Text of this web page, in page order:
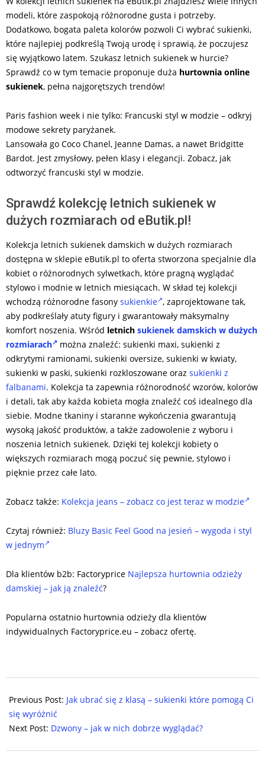
modeli, które zaspokoją różnorodne gusta i potrzeby.
Dodatkowo, bogata paleta kolorów pozwoli Ci wybrać sukienki,
które najlepiej podkreślą Twoją urodę i sprawią, że poczujesz
się wyjątkowo latem. Szukasz letnich sukienek w hurcie?
Sprawdź co w tym temacie proponuje duża hurtownia online
sukienek, pełna najgorętszych trendów!
Paris fashion week i nie tylko: Francuski styl w modzie – odkryj
modowe sekrety paryżanek.
Lansowała go Coco Chanel, Jeanne Damas, a nawet Bridgitte
Bardot. Jest zmysłowy, pełen klasy i elegancji. Zobacz, jak
odtworzyć francuski styl w modzie.
Sprawdź kolekcję letnich sukienek w
dużych rozmiarach od eButik.pl!
Kolekcja letnich sukienek damskich w dużych rozmiarach
dostępna w sklepie eButik.pl to oferta stworzona specjalnie dla
kobiet o różnorodnych sylwetkach, które pragną wyglądać
stylowo i modnie w letnich miesiącach. W skład tej kolekcji
wchodzą różnorodne fasony sukienkie , zaprojektowane tak,
aby podkreślały atuty figury i gwarantowały maksymalny
komfort noszenia. Wśród letnich sukienek damskich w dużych
rozmiarach
można znaleźć: sukienki maxi, sukienki z
odkrytymi ramionami, sukienki oversize, sukienki w kwiaty,
sukienki w paski, sukienki rozkloszowane oraz sukienki z
falbanami. Kolekcja ta zapewnia różnorodność wzorów, kolorów
i detali, tak aby każda kobieta mogła znaleźć coś idealnego dla
siebie. Modne tkaniny i staranne wykończenia gwarantują
wysoką jakość produktów, a także zadowolenie z wyboru i
noszenia letnich sukienek. Dzięki tej kolekcji kobiety o
większych rozmiarach mogą poczuć się pewnie, stylowo i
pięknie przez całe lato.
Zobacz także: Kolekcja jeans – zobacz co jest teraz w modzie
Czytaj również: Bluzy Basic Feel Good na jesień – wygoda i styl
w jednym
Dla klientów b2b: Factoryprice Najlepsza hurtownia odzieży
damskiej – jak ją znaleźć?
Popularna ostatnio hurtownia odzieży dla klientów
indywidualnych Factoryprice.eu – zobacz ofertę.
05-
03
Previous Post: Jak ubrać się z klasą – sukienki które pomogą Ci
się wyróżnić
Next Post: Dzwony – jak w nich dobrze wyglądać?